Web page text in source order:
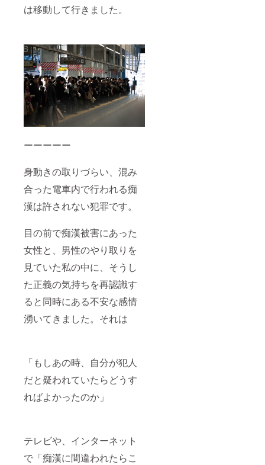
は移動して行きました。
ーーーーー
身動きの取りづらい、混み
合った電車内で行われる痴
漢は許されない犯罪です。
目の前で痴漢被害にあった
女性と、男性のやり取りを
見ていた私の中に、そうし
た正義の気持ちを再認識す
ると同時にある不安な感情
湧いてきました。それは
「もしあの時、自分が犯人
だと疑われていたらどうす
ればよかったのか」
テレビや、インターネット
で「痴漢に間違われたらこ